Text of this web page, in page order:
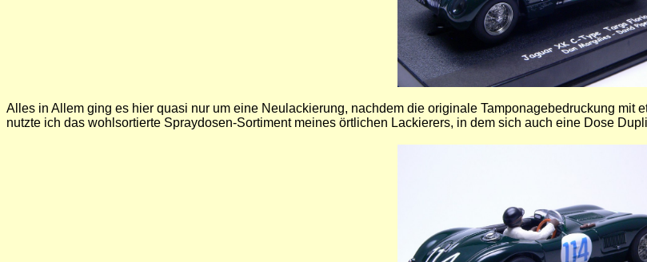
Alles in Allem ging es hier quasi nur um eine Neulackierung, nachdem die originale Tamponagebedruckung mit
nutzte ich das wohlsortierte Spraydosen-Sortiment meines örtlichen Lackierers, in dem sich auch eine Dose